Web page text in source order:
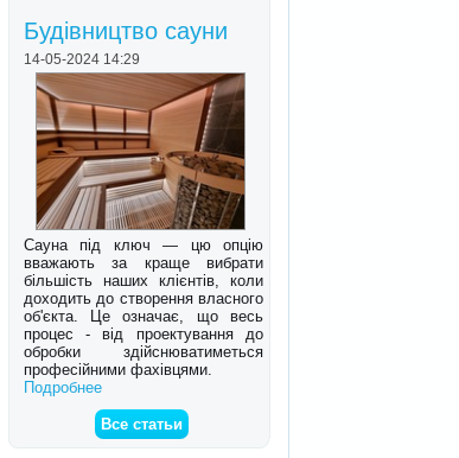
Будівництво сауни
14-05-2024 14:29
Сауна під ключ — цю опцію
вважають за краще вибрати
більшість наших клієнтів, коли
доходить до створення власного
об'єкта. Це означає, що весь
процес - від проектування до
обробки здійснюватиметься
професійними фахівцями.
Подробнее
Все статьи